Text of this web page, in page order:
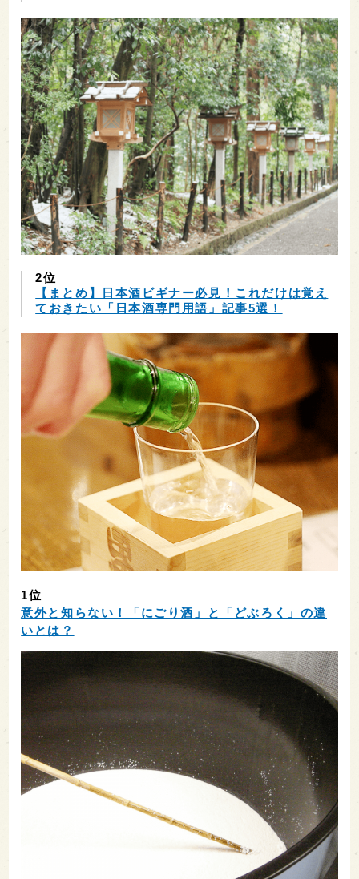
2位
【まとめ】日本酒ビギナー必見！これだけは覚え
ておきたい「日本酒専門用語」記事5選！
1位
意外と知らない！「にごり酒」と「どぶろく」の違
いとは？